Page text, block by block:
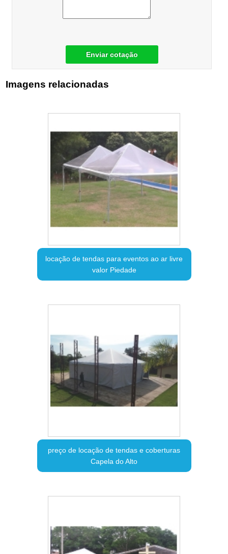
Enviar cotação
Imagens relacionadas
locação de tendas para eventos ao ar livre
valor Piedade
preço de locação de tendas e coberturas
Capela do Alto